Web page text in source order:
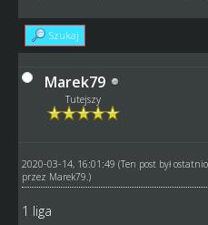
Szukaj
Marek79
Tutejszy
2020-03-14, 16:01:49 (Ten post był
przez Marek79 .)
1 liga